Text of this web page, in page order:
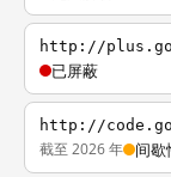
http://
已屏蔽
http://
截至 2026 年 间歇